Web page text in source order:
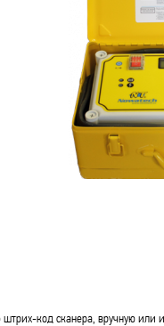
код сканера, вручную или